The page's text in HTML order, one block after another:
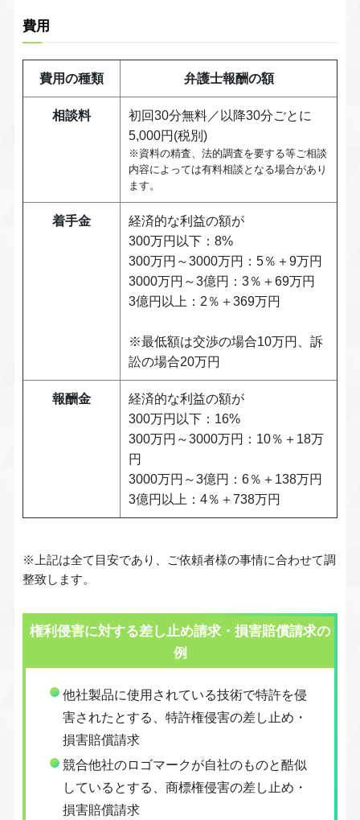
費用
費用の種類 弁護士報酬の額
相談料
初回30分無料／以降30分ごとに
5,000円(税別)
※資料の精査、法的調査を要する等ご相談
内容によっては有料相談となる場合があり
ます。
着手金
経済的な利益の額が
300万円以下：8%
300万円～3000万円：5％＋9万円
3000万円～3億円：3％＋69万円
3億円以上：2％＋369万円
※最低額は交渉の場合10万円、訴
訟の場合20万円
報酬金
経済的な利益の額が
300万円以下：16%
300万円～3000万円：10％＋18万
円
3000万円～3億円：6％＋138万円
3億円以上：4％＋738万円
※上記は全て目安であり、ご依頼者様の事情に合わせて調
整致します。
権利侵害に対する差し止め請求・損害賠償請求の
例
他社製品に使用されている技術で特許を侵
害されたとする、特許権侵害の差し止め・
損害賠償請求
競合他社のロゴマークが自社のものと酷似
しているとする、商標権侵害の差し止め・
損害賠償請求